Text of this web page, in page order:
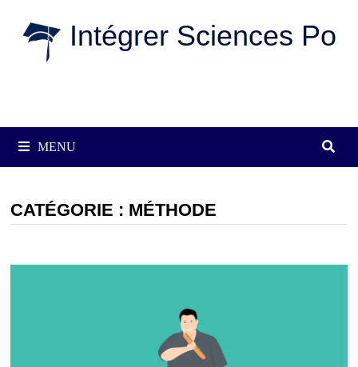
Intégrer Sciences Po
MENU
CATÉGORIE : MÉTHODE